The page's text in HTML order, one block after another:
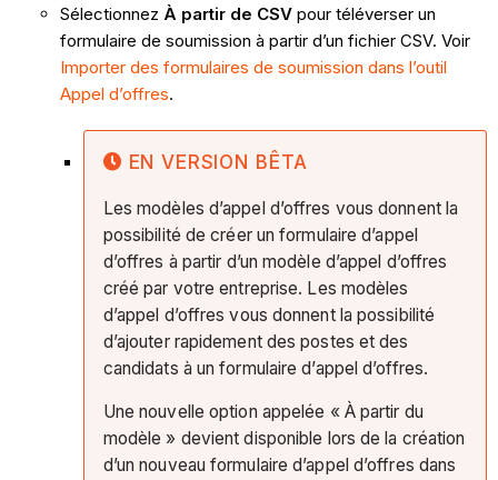
Sélectionnez À partir de CSV pour téléverser un
formulaire de soumission à partir d’un fichier CSV. Voir
Importer des formulaires de soumission dans l’outil
Appel d’offres.
EN VERSION BÊTA
Les modèles d’appel d’offres vous donnent la
possibilité de créer un formulaire d’appel
d’offres à partir d’un modèle d’appel d’offres
créé par votre entreprise. Les modèles
d’appel d’offres vous donnent la possibilité
d’ajouter rapidement des postes et des
candidats à un formulaire d’appel d’offres.
Une nouvelle option appelée « À partir du
modèle » devient disponible lors de la création
d’un nouveau formulaire d’appel d’offres dans